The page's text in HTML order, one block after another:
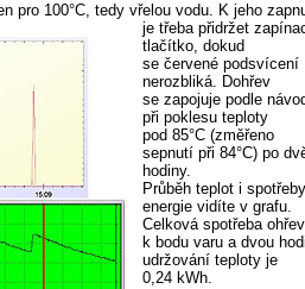
pro 100°C, tedy vřelou vodu. K jeho
je třeba přidržet
tlačítko, dokud
se červené podsvícení
nerozbliká. Dohřev
se zapojuje podle
při poklesu teploty
pod 85°C (změřeno
sepnutí při 84°C) po
hodiny.
Průběh teplot i spotřeby
energie vidíte v grafu.
Celková spotřeba
k bodu varu a dvou
udržování teploty je
0,24 kWh.